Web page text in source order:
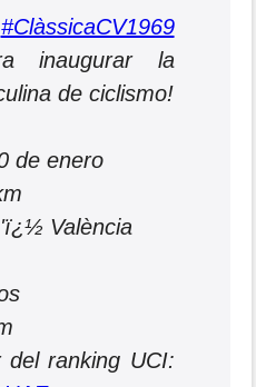
#ClàssicaCV1969
inaugurar la
de ciclismo!
de enero
València
del ranking UCI: